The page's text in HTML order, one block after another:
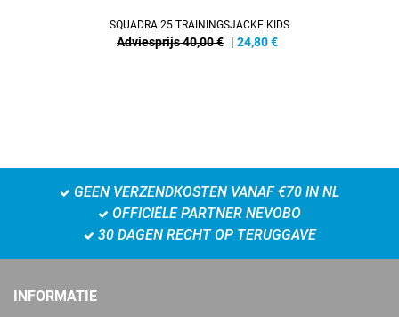
SQUADRA 25 TRAININGSJACKE KIDS
Adviesprijs 40,00 € | 24,80€
GEEN VERZENDKOSTEN VANAF €70 IN NL
OFFICIËLE PARTNER NEVOBO
30 DAGEN RECHT OP TERUGGAVE
INFORMATIE